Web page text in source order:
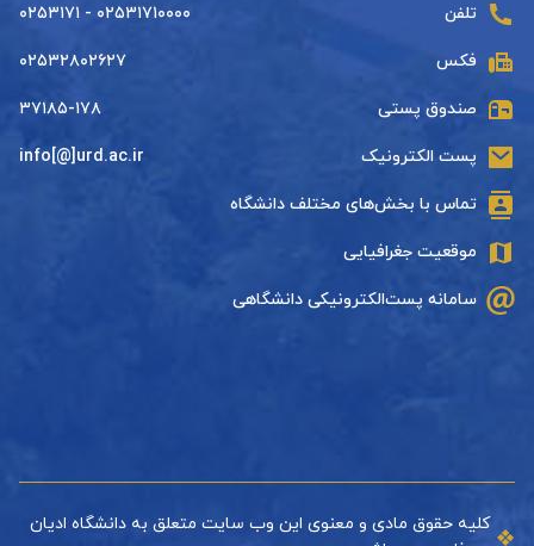
تلفن ۰۲۵۳۱۷۱۰۰۰۰ - ۰۲۵۳۱۷۱
فکس ۰۲۵۳۲۸۰۲۶۲۷
صندوق پستی ۳۷۱۸۵-۱۷۸
پست الکترونیک info[@]urd.ac.ir
تماس با بخش‌های مختلف دانشگاه
موقعیت جغرافیایی
سامانه پست‌الکترونیکی دانشگاهی
کلیه حقوق مادی و معنوی این وب سایت متعلق به دانشگاه ادیان